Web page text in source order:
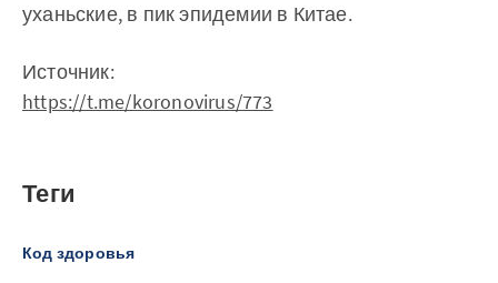
уханьские, в пик эпидемии в Китае.
Источник:
https://t.me/koronovirus/773
Теги
Код здоровья